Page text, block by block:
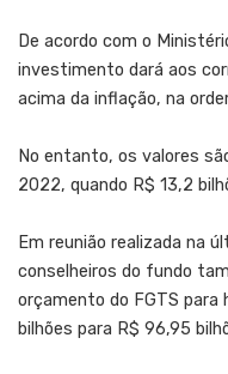
De acordo com o
investimento dará aos
acima da inflação, na
No entanto, os valores
2022, quando R$ 13,2
Em reunião realizada na
conselheiros do fundo
orçamento do FGTS para
bilhões para R$ 96,95